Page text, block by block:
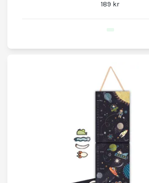
189 kr